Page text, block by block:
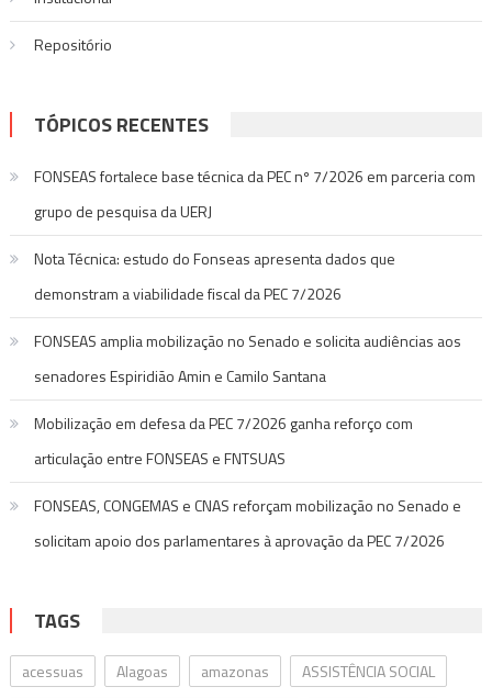
Repositório
TÓPICOS RECENTES
FONSEAS fortalece base técnica da PEC nº 7/2026 em parceria com
grupo de pesquisa da UERJ
Nota Técnica: estudo do Fonseas apresenta dados que
demonstram a viabilidade fiscal da PEC 7/2026
FONSEAS amplia mobilização no Senado e solicita audiências aos
senadores Espiridião Amin e Camilo Santana
Mobilização em defesa da PEC 7/2026 ganha reforço com
articulação entre FONSEAS e FNTSUAS
FONSEAS, CONGEMAS e CNAS reforçam mobilização no Senado e
solicitam apoio dos parlamentares à aprovação da PEC 7/2026
TAGS
acessuas Alagoas amazonas
ASSISTÊNCIA SOCIAL